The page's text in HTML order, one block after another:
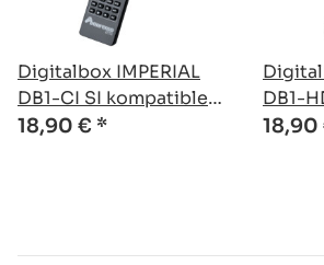
Digitalbox IMPERIAL
DB1-CI SI kompatible
Ersatz Fernbedienung
18,90 € *
DB1-
18,90